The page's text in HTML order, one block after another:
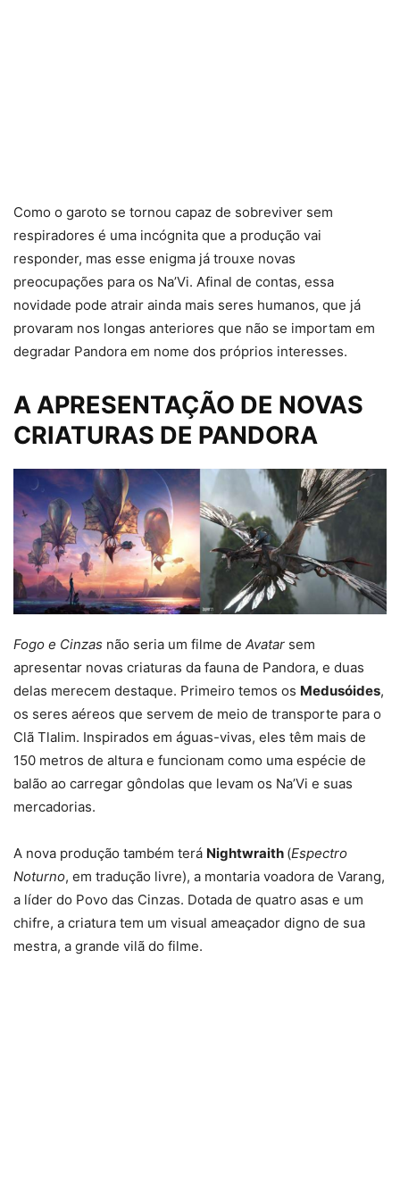
Como o garoto se tornou capaz de sobreviver sem
respiradores é uma incógnita que a produção vai
responder, mas esse enigma já trouxe novas
preocupações para os Na’Vi. Afinal de contas, essa
novidade pode atrair ainda mais seres humanos, que já
provaram nos longas anteriores que não se importam em
degradar Pandora em nome dos próprios interesses.
A APRESENTAÇÃO DE NOVAS
CRIATURAS DE PANDORA
Fogo e Cinzas não seria um filme de Avatar sem
apresentar novas criaturas da fauna de Pandora, e duas
delas merecem destaque. Primeiro temos os Medusóides,
os seres aéreos que servem de meio de transporte para o
Clã Tlalim. Inspirados em águas-vivas, eles têm mais de
150 metros de altura e funcionam como uma espécie de
balão ao carregar gôndolas que levam os Na’Vi e suas
mercadorias.
A nova produção também terá Nightwraith (Espectro
Noturno, em tradução livre), a montaria voadora de Varang,
a líder do Povo das Cinzas. Dotada de quatro asas e um
chifre, a criatura tem um visual ameaçador digno de sua
mestra, a grande vilã do filme.